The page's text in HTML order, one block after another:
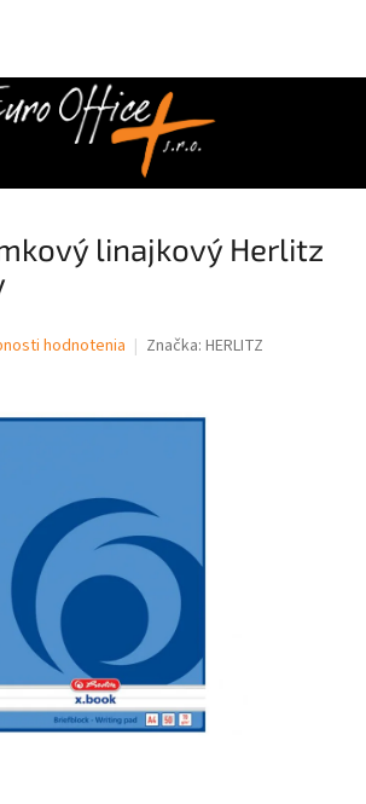
linajkový Herlitz
hodnotenia Značka: HERLITZ